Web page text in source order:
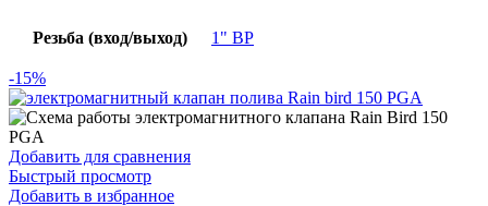
Резьба (вход/выход) 1" ВР
-15%
Добавить для сравнения
Быстрый просмотр
Добавить в избранное